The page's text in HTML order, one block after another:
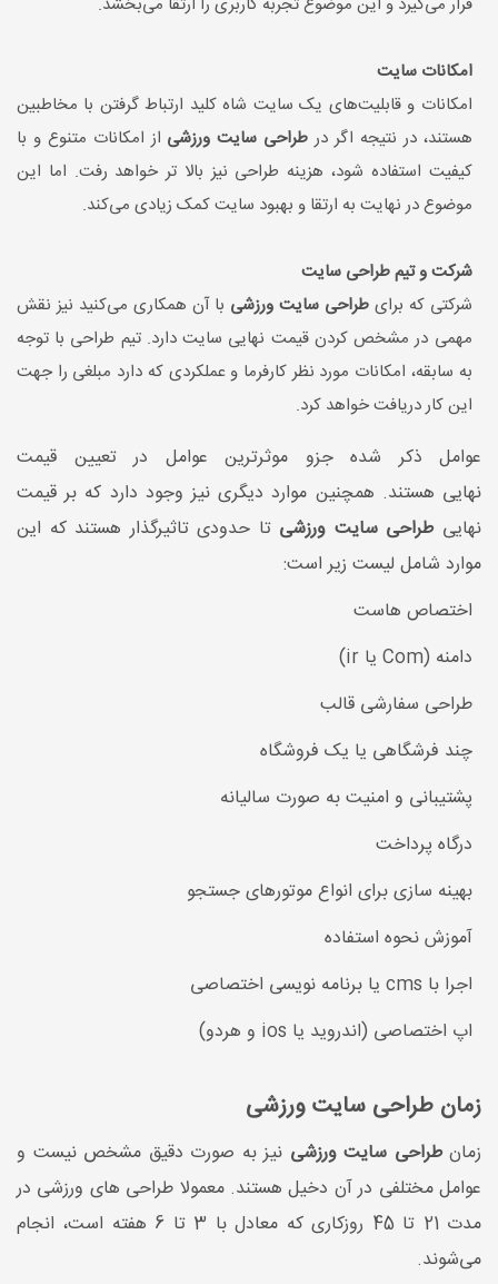
امکانات سایت
امکانات و قابلیت‌های یک سایت شاه کلید ارتباط گرفتن با مخاطبین
هستند، در نتیجه اگر در طراحی سایت ورزشی از امکانات متنوع و با
کیفیت استفاده شود، هزینه طراحی نیز بالا تر خواهد رفت. اما این
موضوع در نهایت به ارتقا و بهبود سایت کمک زیادی می‌کند.
شرکت و تیم طراحی سایت
شرکتی که برای طراحی سایت ورزشی با آن همکاری می‌کنید نیز نقش
مهمی در مشخص کردن قیمت نهایی سایت دارد. تیم طراحی با توجه
به سابقه، امکانات مورد نظر کارفرما و عملکردی که دارد مبلغی را جهت
این کار دریافت خواهد کرد.
عوامل ذکر شده جزو موثرترین عوامل در تعیین قیمت
نهایی هستند. همچنین موارد دیگری نیز وجود دارد که بر قیمت
نهاییطراحی سایت ورزشی تا حدودی تاثیرگذار هستند که این
موارد شامل لیست زیر است:
اختصاص هاست
دامنه (Com یا ir)
طراحی سفارشی قالب
چند فرشگاهی یا یک فروشگاه
پشتیبانی و امنیت به صورت سالیانه
درگاه پرداخت
بهینه سازی برای انواع موتورهای جستجو
آموزش نحوه استفاده
اجرا با cms یا برنامه نویسی اختصاصی
اپ اختصاصی (اندروید یا ios و هردو)
زمان طراحی سایت ورزشی
زمانطراحی سایت ورزشی نیز به صورت دقیق مشخص نیست و
عوامل مختلفی در آن دخیل هستند. معمولا طراحی های ورزشی در
مدت 21 تا 45 روزکاری که معادل با 3 تا 6 هفته است، انجام
می‌شوند.